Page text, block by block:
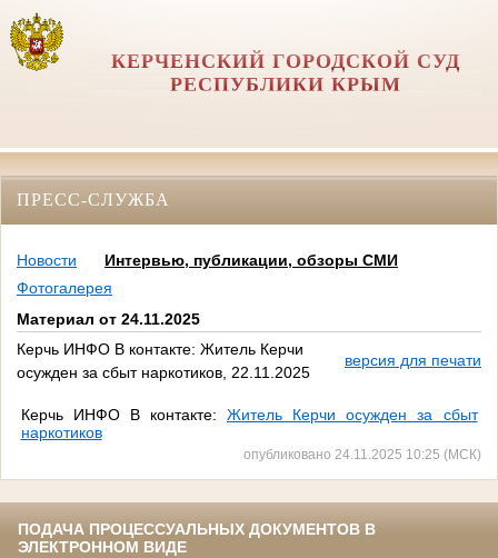
КЕРЧЕНСКИЙ ГОРОДСКОЙ СУД
РЕСПУБЛИКИ КРЫМ
ПРЕСС-СЛУЖБА
Новости
Интервью, публикации, обзоры СМИ
Фотогалерея
Материал от 24.11.2025
Керчь ИНФО В контакте: Житель Керчи
осужден за сбыт наркотиков, 22.11.2025
версия для печати
Керчь ИНФО В контакте:
Житель Керчи осужден за сбыт
наркотиков
опубликовано 24.11.2025 10:25 (МСК)
ПОДАЧА ПРОЦЕССУАЛЬНЫХ ДОКУМЕНТОВ В
ЭЛЕКТРОННОМ ВИДЕ